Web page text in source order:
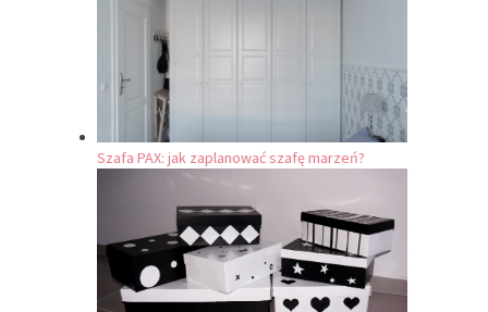
Szafa PAX: jak zaplanować szafę marzeń?